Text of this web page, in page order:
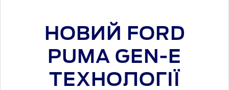
НОВИЙ FORD
PUMA GEN-E
ТЕХНОЛОГІЇ